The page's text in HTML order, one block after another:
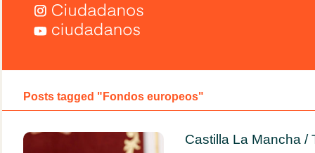
Posts tagged "Fondos europeos"
Castilla La Mancha /